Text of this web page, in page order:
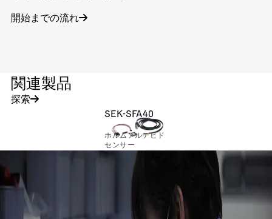
開始までの流れ
関連製品
探索
SEK-SFA40
ホルムアルデヒド
センサー